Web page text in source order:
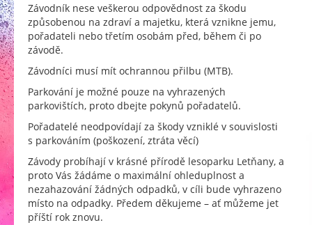
Závodník nese veškerou odpovědnost za škodu
způsobenou na zdraví a majetku, která vznikne jemu,
pořadateli nebo třetím osobám před, během či po
závodě.
Závodníci musí mít ochrannou přilbu (MTB).
Parkování je možné pouze na vyhrazených
parkovištích, proto dbejte pokynů pořadatelů.
Pořadatelé neodpovídají za škody vzniklé v souvislosti
s parkováním (poškození, ztráta věcí)
Závody probíhají v krásné přírodě lesoparku Letňany, a
proto Vás žádáme o maximální ohleduplnost a
nezahazování žádných odpadků, v cíli bude vyhrazeno
místo na odpadky. Předem děkujeme – ať můžeme jet
příští rok znovu.